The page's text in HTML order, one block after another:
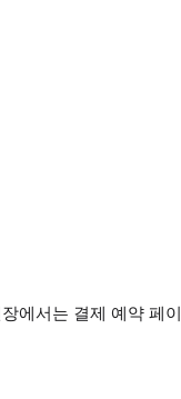
에서는 결제 예약 페이